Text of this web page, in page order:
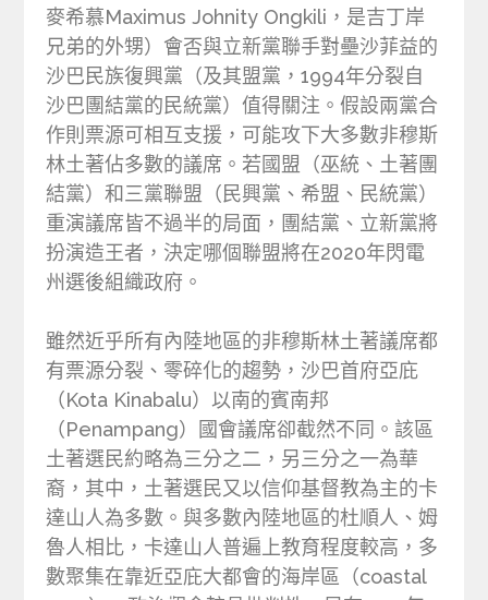
麥希慕Maximus Johnity Ongkili，是吉丁岸
兄弟的外甥）會否與立新黨聯手對壘沙菲益的
沙巴民族復興黨（及其盟黨，1994年分裂自
沙巴團結黨的民統黨）值得關注。假設兩黨合
作則票源可相互支援，可能攻下大多數非穆斯
林土著佔多數的議席。若國盟（巫統、土著團
結黨）和三黨聯盟（民興黨、希盟、民統黨）
重演議席皆不過半的局面，團結黨、立新黨將
扮演造王者，決定哪個聯盟將在2020年閃電
州選後組織政府。
雖然近乎所有內陸地區的非穆斯林土著議席都
有票源分裂、零碎化的趨勢，沙巴首府亞庇
（Kota Kinabalu）以南的賓南邦
（Penampang）國會議席卻截然不同。該區
土著選民約略為三分之二，另三分之一為華
裔，其中，土著選民又以信仰基督教為主的卡
達山人為多數。與多數內陸地區的杜順人、姆
魯人相比，卡達山人普遍上教育程度較高，多
數聚集在靠近亞庇大都會的海岸區（coastal